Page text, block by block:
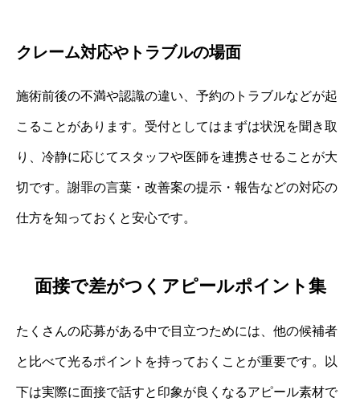
クレーム対応やトラブルの場面
施術前後の不満や認識の違い、予約のトラブルなどが起
こることがあります。受付としてはまずは状況を聞き取
り、冷静に応じてスタッフや医師を連携させることが大
切です。謝罪の言葉・改善案の提示・報告などの対応の
仕方を知っておくと安心です。
面接で差がつくアピールポイント集
たくさんの応募がある中で目立つためには、他の候補者
と比べて光るポイントを持っておくことが重要です。以
下は実際に面接で話すと印象が良くなるアピール素材で